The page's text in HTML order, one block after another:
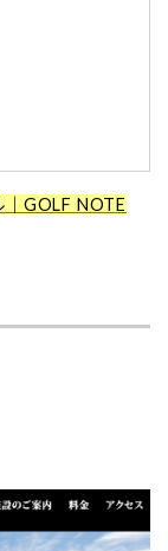
｜GOLF NOTE